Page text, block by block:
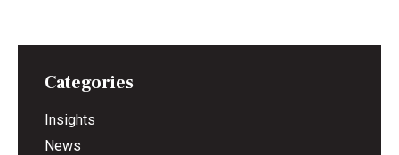
Categories
Insights
News